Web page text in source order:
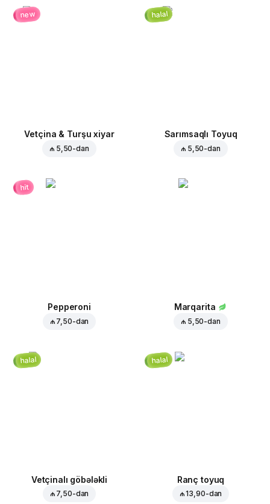
new
Vetçina & Turşu xiyar
₼ 5,50-dan
halal
Sarımsaqlı Toyuq
₼ 5,50-dan
hit
Pepperoni
₼ 7,50-dan
Marqarita
₼ 5,50-dan
halal
Vetçinalı göbələkli
₼ 7,50-dan
halal
Ranç toyuq
₼ 13,90-dan